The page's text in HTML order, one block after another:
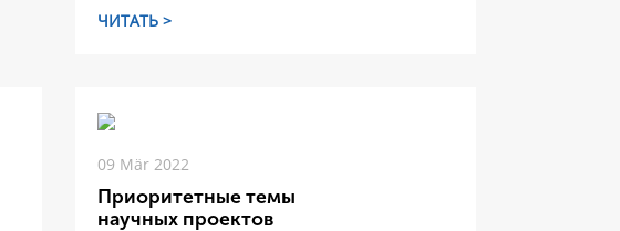
ЧИТАТЬ >
09 Mär 2022
Приоритетные темы
научных проектов